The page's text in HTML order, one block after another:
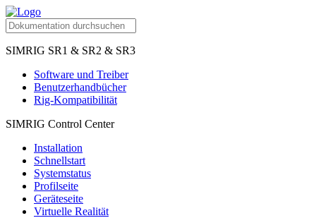
SIMRIG SR1 & SR2 & SR3
Software und Treiber
Benutzerhandbücher
Rig-Kompatibilität
SIMRIG Control Center
Installation
Schnellstart
Systemstatus
Profilseite
Geräteseite
Virtuelle Realität